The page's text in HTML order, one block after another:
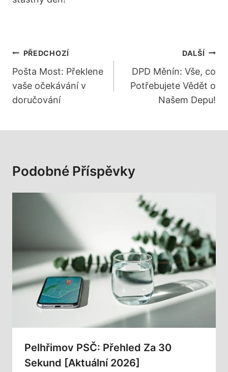
Navigace
Pro
Příspěvek
PŘEDCHOZÍ
Pošta Most: Překlene
vaše očekávání v
doručování
DALŠÍ
DPD Měnín: Vše, co
Potřebujete Vědět o
Našem Depu!
Podobné Příspěvky
Pelhřimov PSČ: Přehled Za 30
Sekund [Aktuální 2026]